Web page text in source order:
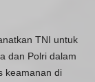
TNI untuk
dan Polri dalam
keamanan di